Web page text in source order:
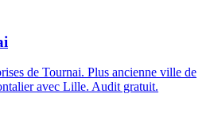
de Tournai. Plus ancienne ville de
avec Lille. Audit gratuit.